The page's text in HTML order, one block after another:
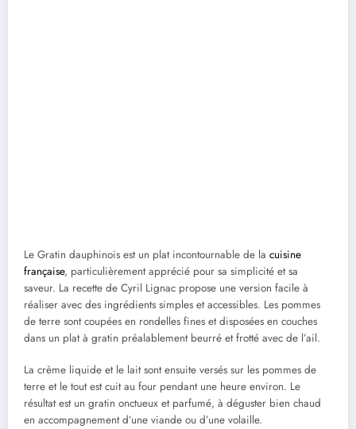
Le Gratin dauphinois est un plat incontournable de la cuisine
française, particulièrement apprécié pour sa simplicité et sa
saveur. La recette de Cyril Lignac propose une version facile à
réaliser avec des ingrédients simples et accessibles. Les pommes
de terre sont coupées en rondelles fines et disposées en couches
dans un plat à gratin préalablement beurré et frotté avec de l’ail.
La crème liquide et le lait sont ensuite versés sur les pommes de
terre et le tout est cuit au four pendant une heure environ. Le
résultat est un gratin onctueux et parfumé, à déguster bien chaud
en accompagnement d’une viande ou d’une volaille.